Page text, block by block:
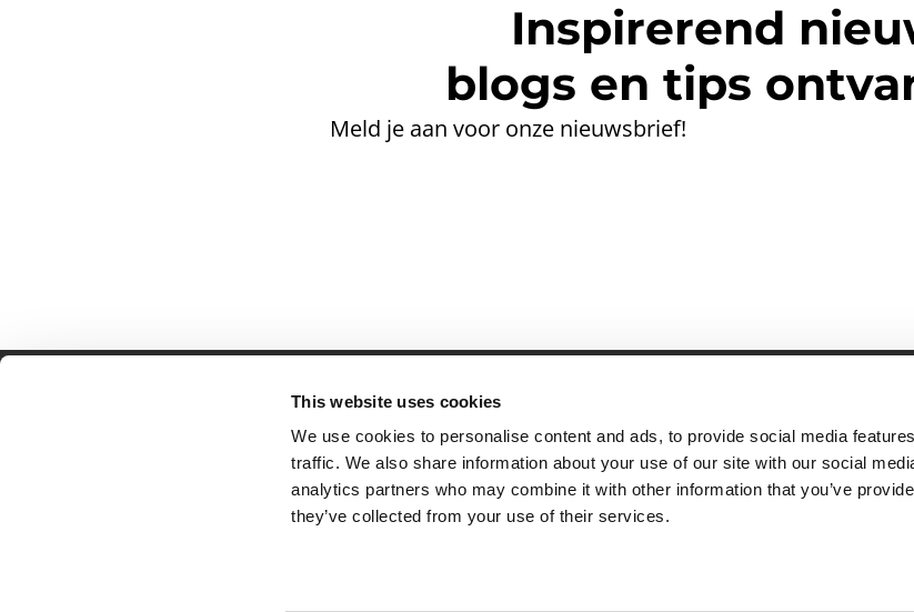
This website uses cookies
We use cookies to personalise content and ads, to provide social media
traffic. We also share information about your use of our site with our social
analytics partners who may combine it with other information that you’ve
they’ve collected from your use of their services.
Inspirerend
blogs en tips
Meld je aan voor onze nieuwsbrief!
Partner van mentoren Handige links
Missie & visie
Klachtenprocedure
Veelgestelde vragen
Algemene voorwaarden
1033
020-